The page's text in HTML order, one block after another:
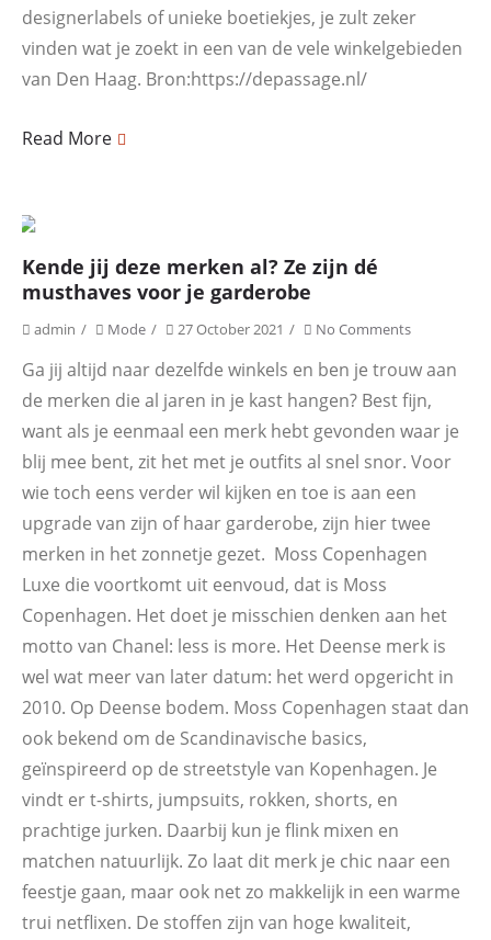
designerlabels of unieke boetiekjes, je zult zeker
vinden wat je zoekt in een van de vele winkelgebieden
van Den Haag. Bron:https://depassage.nl/
Read More
Kende jij deze merken al? Ze zijn dé
musthaves voor je garderobe
admin Mode 27 October 2021 No Comments
Ga jij altijd naar dezelfde winkels en ben je trouw aan
de merken die al jaren in je kast hangen? Best fijn,
want als je eenmaal een merk hebt gevonden waar je
blij mee bent, zit het met je outfits al snel snor. Voor
wie toch eens verder wil kijken en toe is aan een
upgrade van zijn of haar garderobe, zijn hier twee
merken in het zonnetje gezet. Moss Copenhagen
Luxe die voortkomt uit eenvoud, dat is Moss
Copenhagen. Het doet je misschien denken aan het
motto van Chanel: less is more. Het Deense merk is
wel wat meer van later datum: het werd opgericht in
2010. Op Deense bodem. Moss Copenhagen staat dan
ook bekend om de Scandinavische basics,
geïnspireerd op de streetstyle van Kopenhagen. Je
vindt er t-shirts, jumpsuits, rokken, shorts, en
prachtige jurken. Daarbij kun je flink mixen en
matchen natuurlijk. Zo laat dit merk je chic naar een
feestje gaan, maar ook net zo makkelijk in een warme
trui netflixen. De stoffen zijn van hoge kwaliteit,